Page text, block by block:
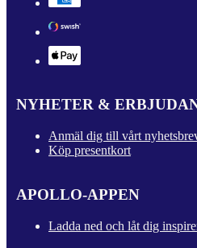
NYHETER &
Anmäl dig till vårt
Köp presentkort
APOLLO-APPEN
Ladda ned och låt dig